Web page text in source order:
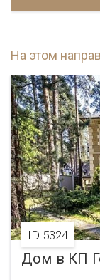
На этом
ID 5324
Дом в КП